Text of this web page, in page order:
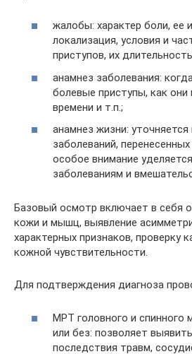
жалобы: характер боли, ее
локализация, условия и
приступов, их
анамнез заболевания:
болевые приступы, как они
времени и т.п.;
анамнез жизни: уточняется
заболеваний,
особое внимание
заболеваниям и
Базовый осмотр включает в себя
кожи и мышц, выявление
характерных признаков, проверку
кожной чувствительности.
Для подтверждения диагноза
МРТ головного и спинного
или без: позволяет
последствия травм,